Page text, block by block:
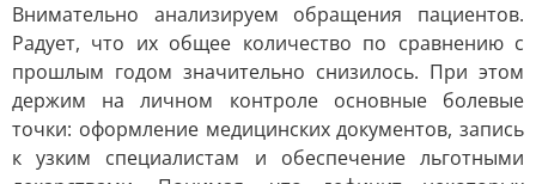
Внимательно анализируем обращения пациентов.
Радует, что их общее количество по сравнению с
прошлым годом значительно снизилось. При этом
держим на личном контроле основные болевые
точки: оформление медицинских документов, запись
к узким специалистам и обеспечение льготными